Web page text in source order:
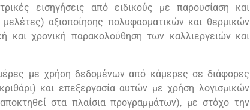
εισηγήσεις από ειδικούς με παρουσίαση και
αξιοποίησης πολυφασματικών και θερμικών
και χρονική παρακολούθηση των καλλιεργειών και
με χρήση δεδομένων από κάμερες σε διάφορες
και επεξεργασία αυτών με χρήση λογισμικών
στα πλαίσια προγραμμάτων), με στόχο την